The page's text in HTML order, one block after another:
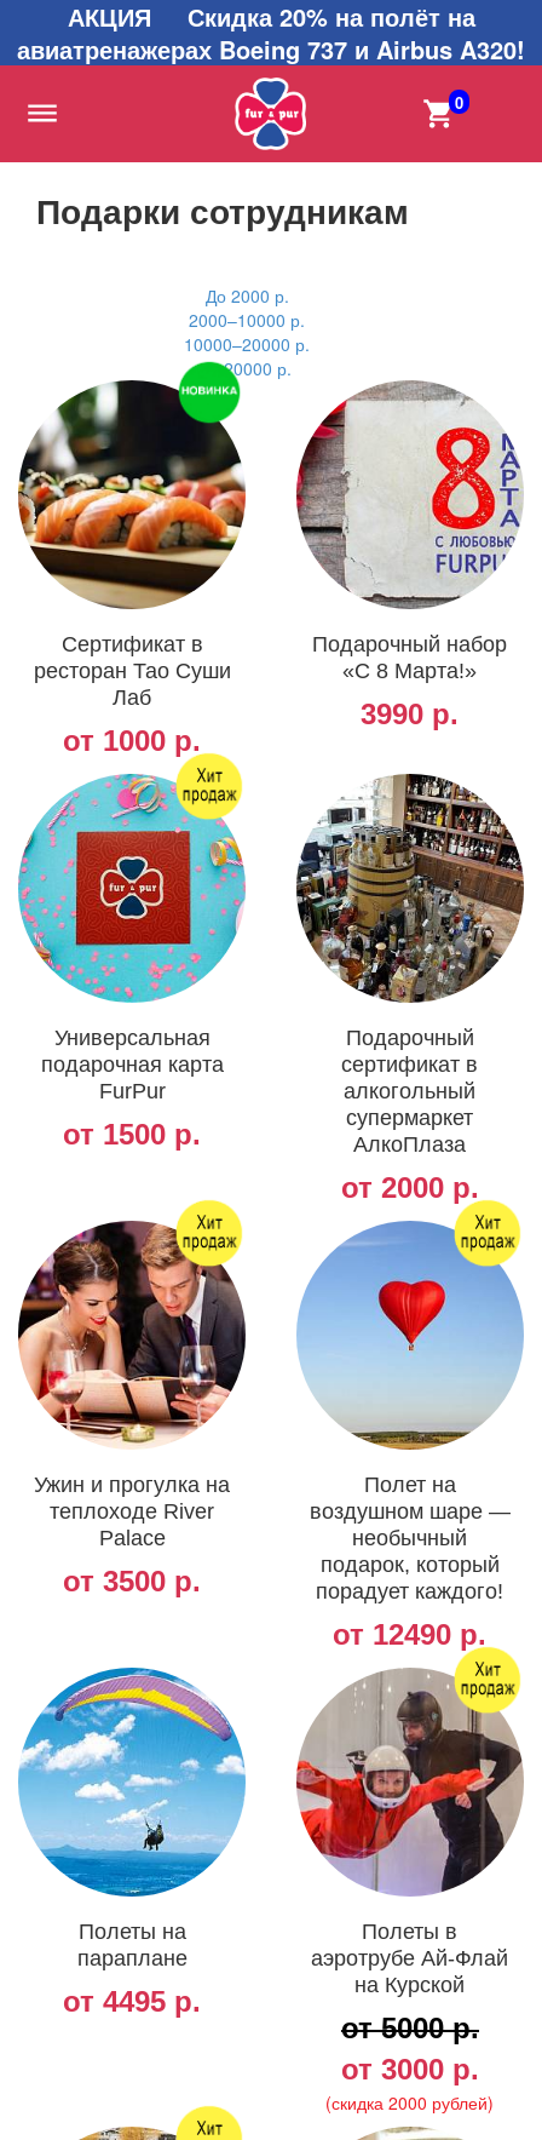
АКЦИЯ Скидка 20% на полёт на
авиатренажерах Boeing 737 и Airbus A320!
0
Подарки сотрудникам
До 2000 р.
2000–10000 р.
10000–20000 р.
от 20000 р.
Сертификат в
ресторан Тао Суши
Лаб
от 1000 р.
Подарочный набор
«С 8 Марта!»
3990 р.
Универсальная
подарочная карта
FurPur
от 1500 р.
Подарочный
сертификат в
алкогольный
супермаркет
АлкоПлаза
от 2000 р.
Ужин и прогулка на
теплоходе River
Palace
от 3500 р.
Полет на
воздушном шаре —
необычный
подарок, который
порадует каждого!
от 12490 р.
Полеты на
параплане
от 4495 р.
Полеты в
аэротрубе Ай-Флай
на Курской
от 5000 р.
от 3000 р.
(скидка 2000 рублей)